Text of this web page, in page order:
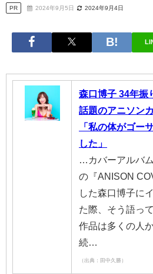
PR 2024年9月5日 2024年9月4日
森口博子 34年振
話題のアニソン
「私の体がゴー
した」
…カバーアルバ
の『ANISON
した森口博子に
た際、そう語っ
作品は多くの人
続…
（出典：田中久勝）